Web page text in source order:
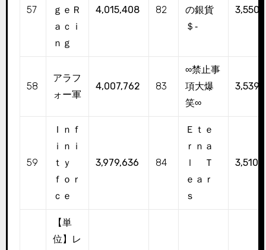
57
ｇｅＲ
ａｃｉ
ｎｇ
4,015,408 82
の銀貨
＄‐
58
アラフ
ォー軍
4,007,762 83
∞禁止事
項大爆
笑∞
59
Ｉｎｆ
ｉｎｉ
ｔｙ
ｆｏｒ
ｃｅ
3,979,636 84
Ｅｔｅ
ｒｎａ
ｌ Ｔ
ｅａｒ
ｓ
【単
位】レ